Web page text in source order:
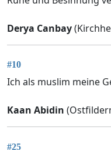
Derya Canbay
#10
Ich als muslim meine
Kaan Abidin
#25